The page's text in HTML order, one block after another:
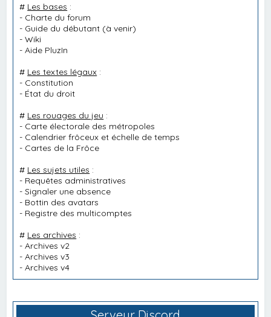
# Les bases :
- Charte du forum
- Guide du débutant (à venir)
-Wiki
-Aide PluzIn
# Les textes légaux :
- Constitution
- État du droit
# Les rouages du jeu :
- Carte électorale des métropoles
- Calendrier frôceux et échelle de temps
- Cartes de la Frôce
# Les sujets utiles :
- Requêtes administratives
-Signaler une absence
- Bottin des avatars
- Registre des multicomptes
# Les archives :
-Archives v2
-Archives v3
-Archives v4